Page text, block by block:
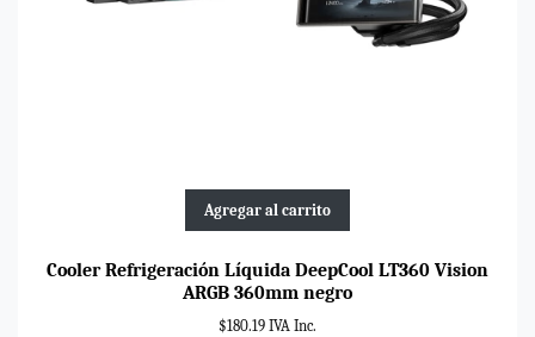
Agregar al carrito
Cooler Refrigeración Líquida DeepCool LT360 Vision
ARGB 360mm negro
$180.19 IVA Inc.